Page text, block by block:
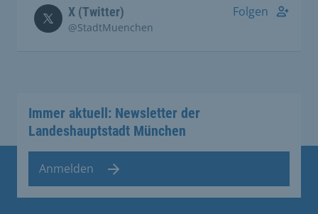
X (Twitter)
@StadtMuenchen
Folgen
Immer aktuell: Newsletter der
Landeshauptstadt München
Anmelden